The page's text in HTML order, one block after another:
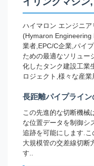
ハイマロン エンジニ
(Hymaron
業者,EPC/C企業,パイ
ための最適なソリュー
化したタンク建設工業
ロジェクト,様々な産業
長距離パイプライ
この先進的な切断機械
な位置データを制御シ
追跡を可能にします.
大規模管の交差線切断
す..